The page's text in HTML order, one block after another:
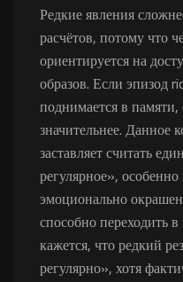
Редкие явления
расчётов, потому что
ориентируется на
образов. Если эпизод
поднимается в памяти,
значительнее. Данное
заставляет считать
регулярное»,
эмоционально
способно переходить
кажется, что редкий
регулярно», хотя